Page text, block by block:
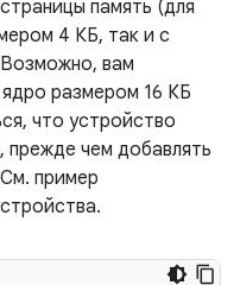
память (для
4 КБ, так и с
вам
​​размером 16 КБ
что устройство
чем добавлять
пример